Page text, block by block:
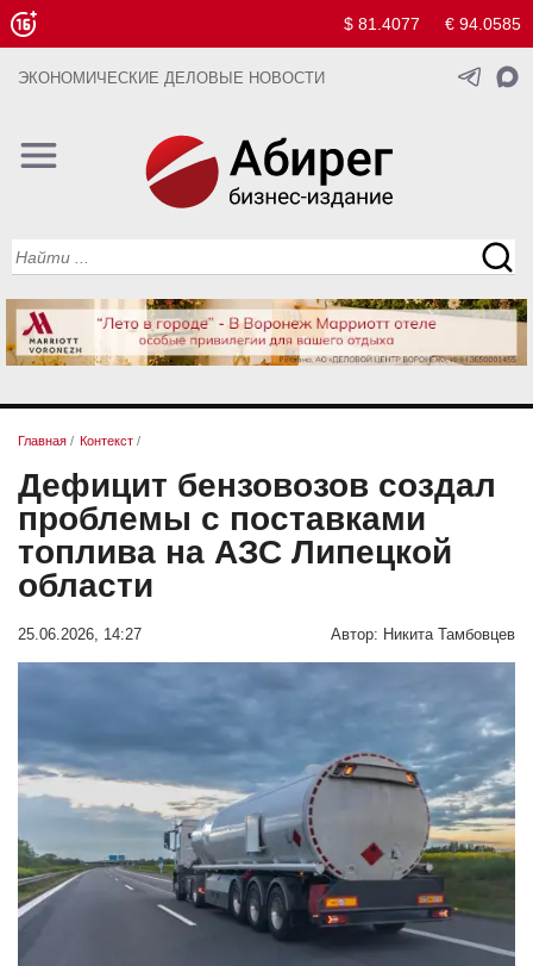
$ 81.4077 € 94.0585
ЭКОНОМИЧЕСКИЕ ДЕЛОВЫЕ НОВОСТИ
Главная / Контекст /
Дефицит бензовозов создал
проблемы с поставками
топлива на АЗС Липецкой
области
25.06.2026, 14:27 Автор: Никита Тамбовцев